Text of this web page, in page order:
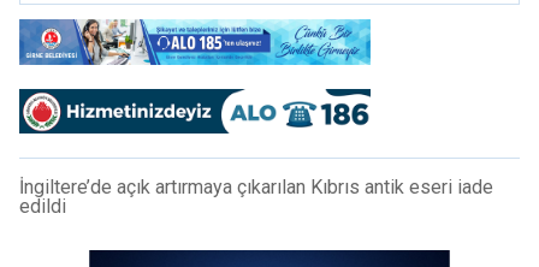
İngiltere’de açık artırmaya çıkarılan Kıbrıs antik eseri iade
edildi